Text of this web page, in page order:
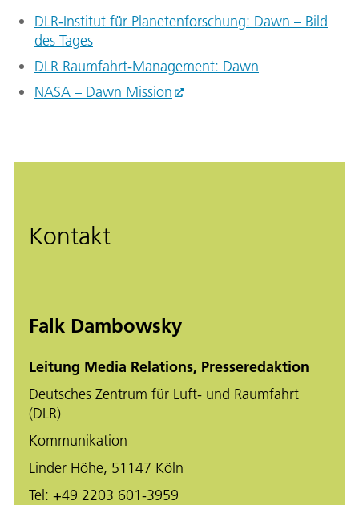
DLR-Institut für Planetenforschung: Dawn – Bild
des Tages
DLR Raumfahrt-Management: Dawn
NASA – Dawn Mission
Kontakt
Falk Dambowsky
Leitung Media Relations, Presseredaktion
Deutsches Zentrum für Luft- und Raumfahrt
(DLR)
Kommunikation
Linder Höhe, 51147 Köln
Tel: +49 2203 601-3959